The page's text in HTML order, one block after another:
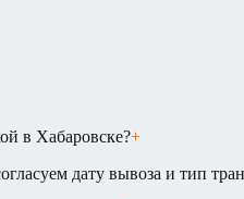
в Хабаровске?+
дату вывоза и тип